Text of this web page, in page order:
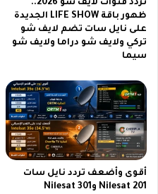
ا
ص
ف
ا
ق
ي
ة
ا
ر
ة
ي
ز
ر
ن
م
ت
تردد قنوات لايف شو 2026..
ظهور باقة LIFE SHOW الجديدة
على نايل سات تضم لايف شو
تركي ولايف شو دراما ولايف شو
سيما
أقوى وأضعف تردد نايل سات
Nilesat 201 وNilesat 301